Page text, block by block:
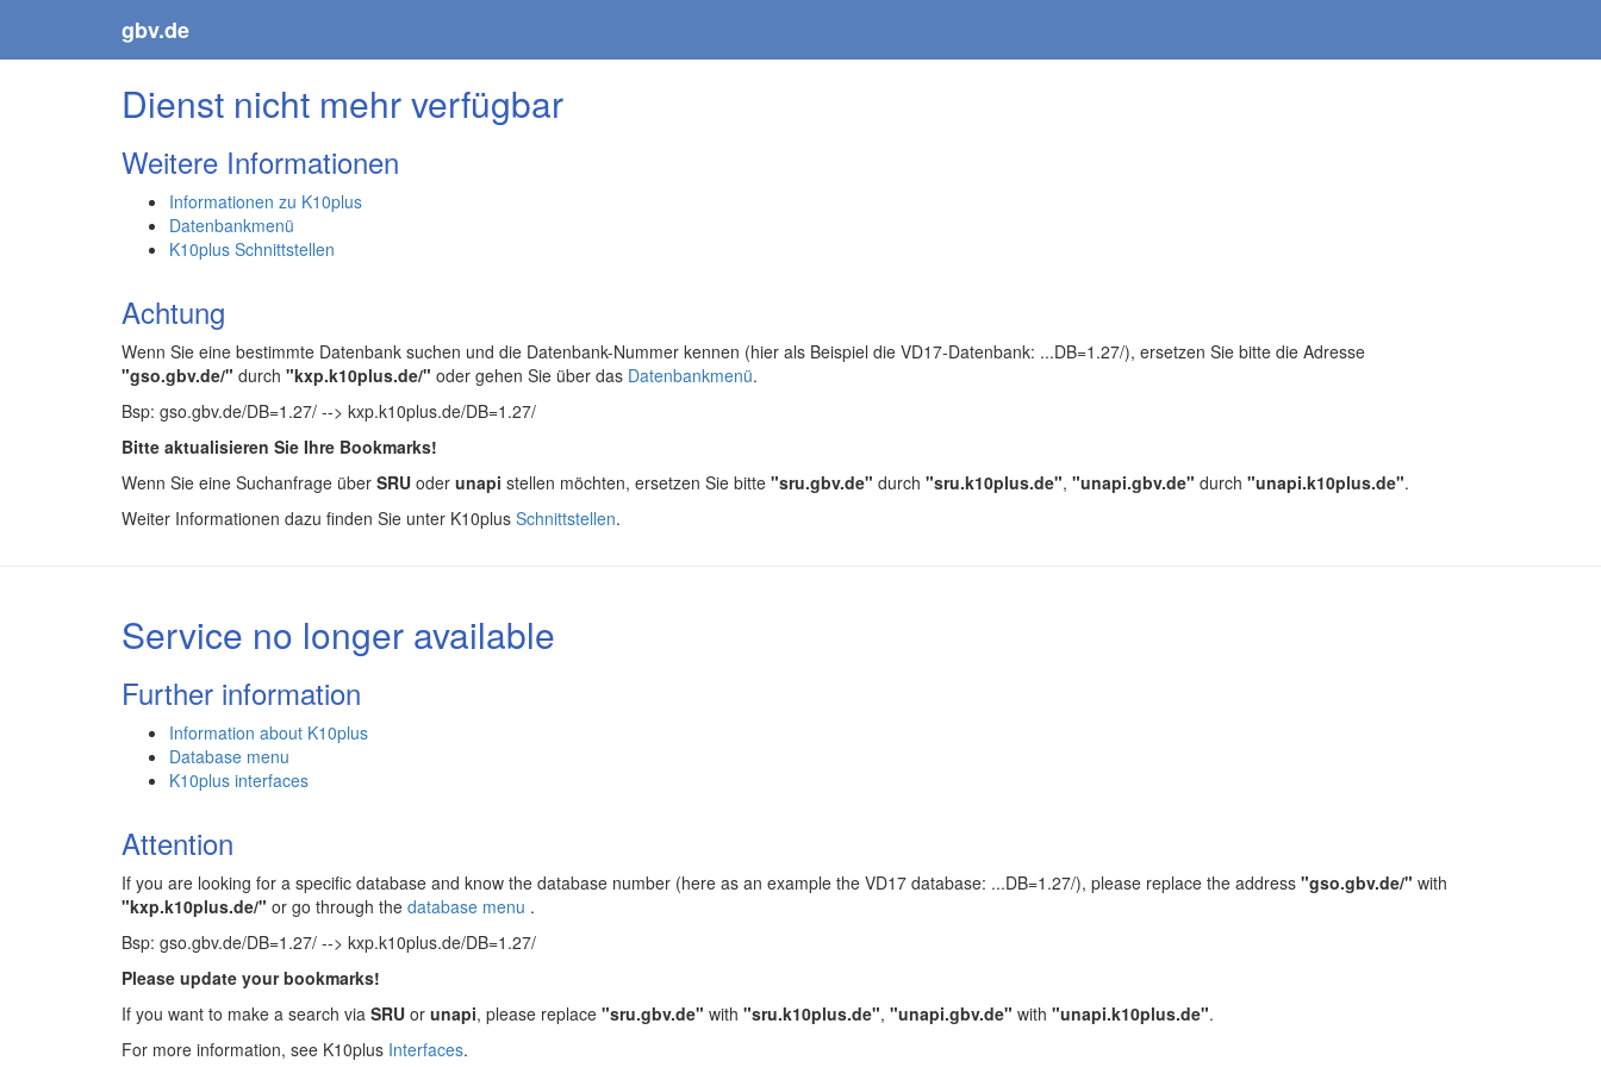
gbv.de
Dienst nicht mehr verfügbar
Weitere Informationen
Informationen zu K10plus
Datenbankmenü
K10plus Schnittstellen
Achtung
Wenn Sie eine bestimmte Datenbank suchen und die Datenbank-Nummer kennen (hier als Beispiel die VD17-Datenbank: ...DB=1.27/), ersetzen Sie bitte die Adresse
"gso.gbv.de/" durch "kxp.k10plus.de/" oder gehen Sie über das Datenbankmenü.
Bsp: gso.gbv.de/DB=1.27/ --> kxp.k10plus.de/DB=1.27/
Bitte aktualisieren Sie Ihre Bookmarks!
Wenn Sie eine Suchanfrage über SRU oder unapi stellen möchten, ersetzen Sie bitte "sru.gbv.de" durch "sru.k10plus.de", "unapi.gbv.de" durch "unapi.k10plus.de".
Weiter Informationen dazu finden Sie unter K10plus Schnittstellen.
Service no longer available
Further information
Information about K10plus
Database menu
K10plus interfaces
Attention
If you are looking for a specific database and know the database number (here as an example the VD17 database: ...DB=1.27/), please replace the address "gso.gbv.de/" with
"kxp.k10plus.de/" or go through the database menu .
Bsp: gso.gbv.de/DB=1.27/ --> kxp.k10plus.de/DB=1.27/
Please update your bookmarks!
If you want to make a search via SRU or unapi, please replace "sru.gbv.de" with "sru.k10plus.de", "unapi.gbv.de" with "unapi.k10plus.de".
For more information, see K10plus Interfaces.